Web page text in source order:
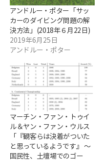
アンドルー・ポター「サッ
カーのダイビング問題の解
決方法」(2018年６月22日)
2019年6月25日
アンドルー・ポター
マーチン・ファン・トゥイ
ル＆ヤン・ファン・ウルス
「『観客らは決着がついた
と思っているようです』 ～
国民性、土壇場でのゴー